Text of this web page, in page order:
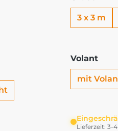
3 x 3 m
Volant
mit
Lieferzeit: 3-